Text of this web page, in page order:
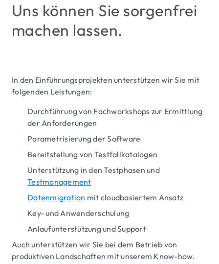
Titel
Uns können Sie sorgenfrei
machen lassen.
In den Einführungsprojekten unterstützen wir Sie mit
folgenden Leistungen:
Durchführung von Fachworkshops zur Ermittlung
der Anforderungen
Parametrisierung der Software
Bereitstellung von Testfallkatalogen
Unterstützung in den Testphasen und
Testmanagement
Datenmigration mit cloudbasiertem Ansatz
Key- und Anwenderschulung
Anlaufunterstützung und Support
Auch unterstützen wir Sie bei dem Betrieb von
produktiven Landschaften mit unserem Know-how.